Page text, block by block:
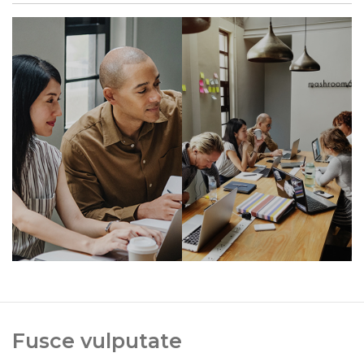
Fusce vulputate